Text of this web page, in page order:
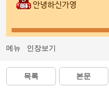
안녕하신가영
메뉴 인장보기
목록 본문